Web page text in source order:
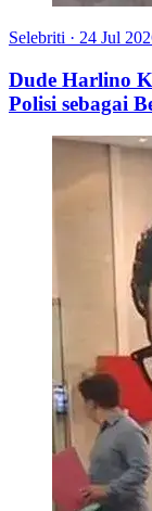
Selebriti · 24 Jul
Dude Harlino
Polisi sebagai